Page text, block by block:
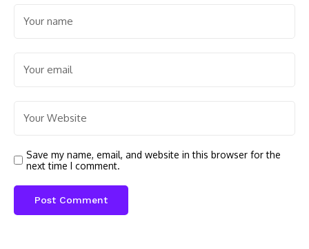
Save my name, email, and website in this browser for the
next time I comment.